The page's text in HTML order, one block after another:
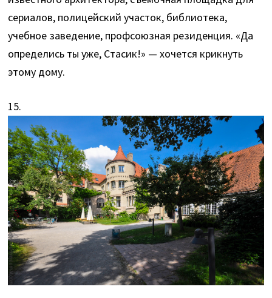
сериалов, полицейский участок, библиотека,
учебное заведение, профсоюзная резиденция. «Да
определись ты уже, Стасик!» — хочется крикнуть
этому дому.
15.